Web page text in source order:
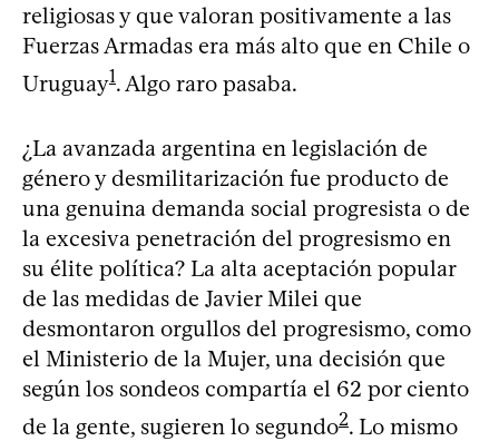
religiosas y que valoran positivamente a las
Fuerzas Armadas era más alto que en Chile o
Uruguay1. Algo raro pasaba.
¿La avanzada argentina en legislación de
género y desmilitarización fue producto de
una genuina demanda social progresista o de
la excesiva penetración del progresismo en
su élite política? La alta aceptación popular
de las medidas de Javier Milei que
desmontaron orgullos del progresismo, como
el Ministerio de la Mujer, una decisión que
según los sondeos compartía el 62 por ciento
de la gente, sugieren lo segundo2. Lo mismo